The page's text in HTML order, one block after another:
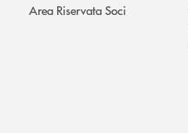
Area Riservata Soci